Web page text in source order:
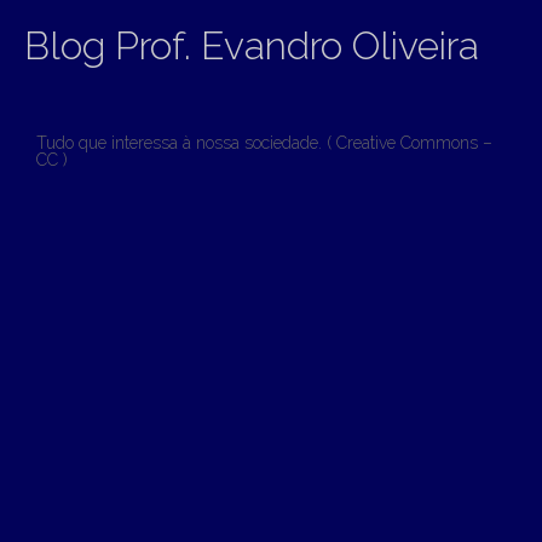
Blog Prof. Evandro Oliveira
Tudo que interessa à nossa sociedade. ( Creative Commons –
CC )